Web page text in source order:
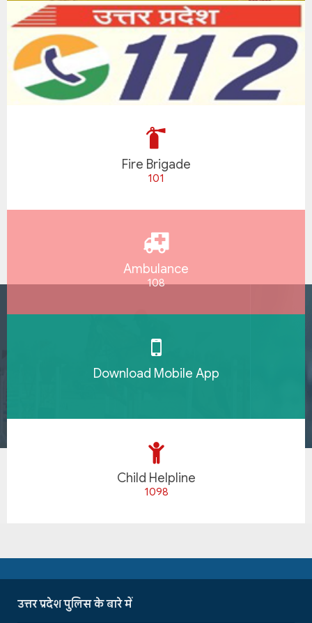
Fire Brigade
101
Ambulance
108
Download Mobile App
Child Helpline
1098
उत्तर प्रदेश पुलिस के बारे में